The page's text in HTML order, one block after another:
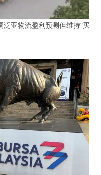
亚物流盈利预测但维持“买